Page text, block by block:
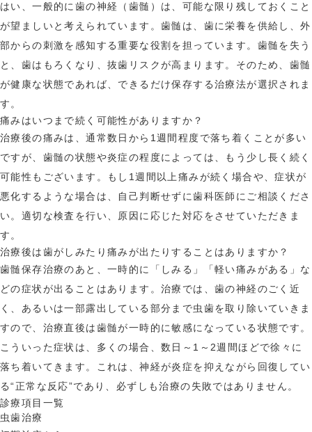
はい、一般的に歯の神経（歯髄）は、可能な限り残しておくこと
が望ましいと考えられています。歯髄は、歯に栄養を供給し、外
部からの刺激を感知する重要な役割を担っています。歯髄を失う
と、歯はもろくなり、抜歯リスクが高まります。そのため、歯髄
が健康な状態であれば、できるだけ保存する治療法が選択されま
す。
痛みはいつまで続く可能性がありますか？
治療後の痛みは、通常数日から1週間程度で落ち着くことが多い
ですが、歯髄の状態や炎症の程度によっては、もう少し長く続く
可能性もございます。もし1週間以上痛みが続く場合や、症状が
悪化するような場合は、自己判断せずに歯科医師にご相談くださ
い。適切な検査を行い、原因に応じた対応をさせていただきま
す。
治療後は歯がしみたり痛みが出たりすることはありますか？
歯髄保存治療のあと、一時的に「しみる」「軽い痛みがある」な
どの症状が出ることはあります。治療では、歯の神経のごく近
く、あるいは一部露出している部分まで虫歯を取り除いていきま
すので、治療直後は歯髄が一時的に敏感になっている状態です。
こういった症状は、多くの場合、数日～1～2週間ほどで徐々に
落ち着いてきます。これは、神経が炎症を抑えながら回復してい
る“正常な反応”であり、必ずしも治療の失敗ではありません。
診療項目一覧
虫歯治療